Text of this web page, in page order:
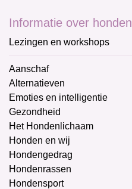
Informatie over honden
Lezingen en workshops
Aanschaf
Alternatieven
Emoties en intelligentie
Gezondheid
Het Hondenlichaam
Honden en wij
Hondengedrag
Hondenrassen
Hondensport